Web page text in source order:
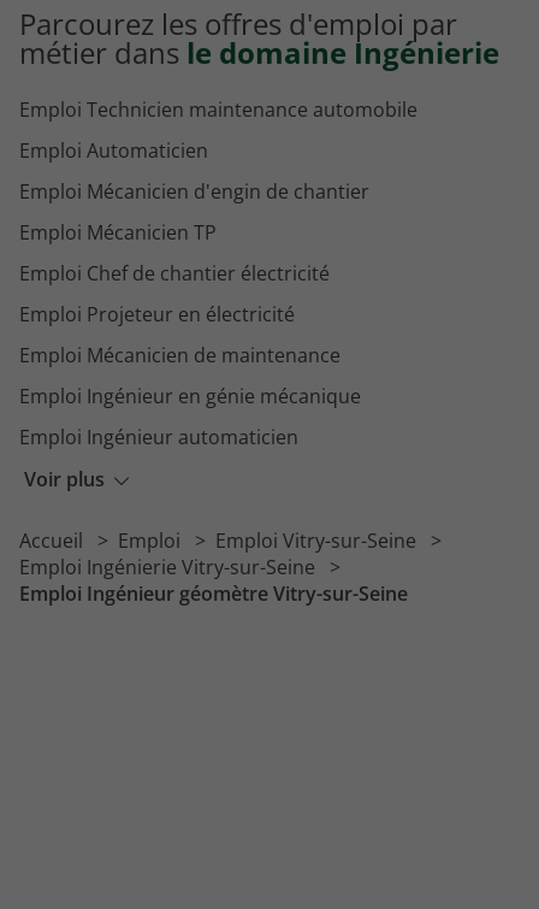
Parcourez les offres d'emploi par
métier dans le domaine Ingénierie
Voir plus
Emploi Technicien maintenance automobile
Emploi Automaticien
Emploi Mécanicien d'engin de chantier
Emploi Mécanicien TP
Emploi Chef de chantier électricité
Emploi Projeteur en électricité
Emploi Mécanicien de maintenance
Emploi Ingénieur en génie mécanique
Emploi Ingénieur automaticien
Emploi Technicien électricien
Emploi Dessinateur projeteur mécanique
Accueil Emploi
Emploi Vitry-sur-Seine
Emploi Ingénierie Vitry-sur-Seine
Emploi Ingénieur géomètre Vitry-sur-Seine